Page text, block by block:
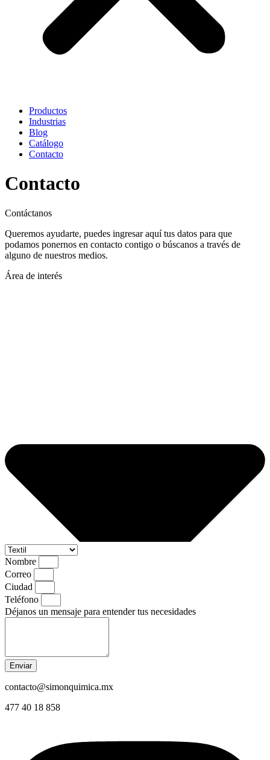
Productos
Industrias
Blog
Catálogo
Contacto
Contacto
Contáctanos
Queremos ayudarte, puedes ingresar aquí tus datos para que
podamos ponernos en contacto contigo o búscanos a través de
alguno de nuestros medios.
Área de interés
Nombre
Correo
Ciudad
Teléfono
Déjanos un mensaje para entender tus necesidades
Enviar
contacto@simonquimica.mx
477 40 18 858